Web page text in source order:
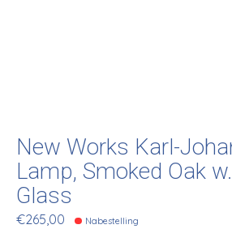
New Works Karl-
Lamp, Smoked Oak
Glass
€265,00 Nabestelling